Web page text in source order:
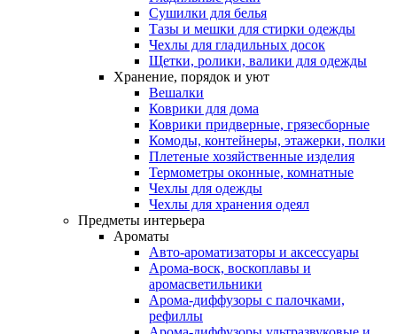
Сушилки для белья
Тазы и мешки для стирки одежды
Чехлы для гладильных досок
Щетки, ролики, валики для одежды
Хранение, порядок и уют
Вешалки
Коврики для дома
Коврики придверные, грязесборные
Комоды, контейнеры, этажерки, полки
Плетеные хозяйственные изделия
Термометры оконные, комнатные
Чехлы для одежды
Чехлы для хранения одеял
Предметы интерьера
Ароматы
Авто-ароматизаторы и аксессуары
Арома-воск, воскоплавы и
аромасветильники
Арома-диффузоры с палочками,
рефиллы